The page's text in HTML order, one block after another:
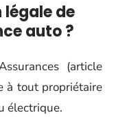
légale de
auto ?
(article
à tout propriétaire
électrique.